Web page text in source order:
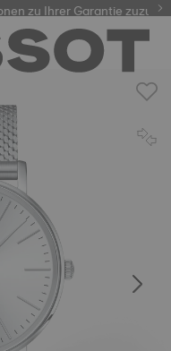
zu Ihrer Garantie